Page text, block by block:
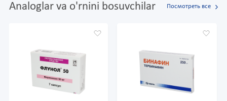
Analoglar va o'rnini bosuvchilar Посмотреть все